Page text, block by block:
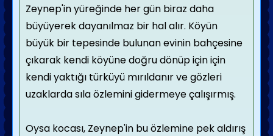
Zeynep'in yüreğinde her gün biraz daha
büyüyerek dayanılmaz bir hal alır. Köyün
büyük bir tepesinde bulunan evinin bahçesine
çıkarak kendi köyüne doğru dönüp için için
kendi yaktığı türküyü mırıldanır ve gözleri
uzaklarda sıla özlemini gidermeye çalışırmış.
Oysa kocası, Zeynep'in bu özlemine pek aldırış